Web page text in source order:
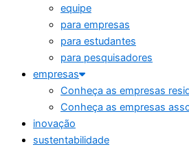
equipe
para empresas
para estudantes
para pesquisadores
empresas
Conheça as empresas
Conheça as empresas
inovação
sustentabilidade